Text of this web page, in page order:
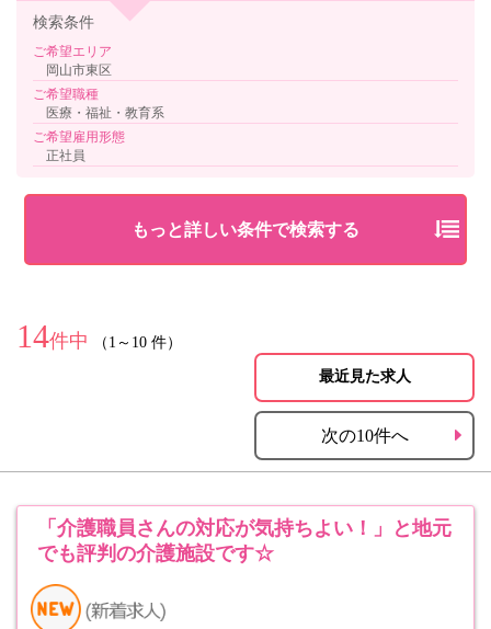
検索条件
ご希望エリア
岡山市東区
ご希望職種
医療・福祉・教育系
ご希望雇用形態
正社員
もっと詳しい条件で検索する
14件中 （1～10 件）
最近見た求人
次の10件へ
「介護職員さんの対応が気持ちよい！」と地元
でも評判の介護施設です☆